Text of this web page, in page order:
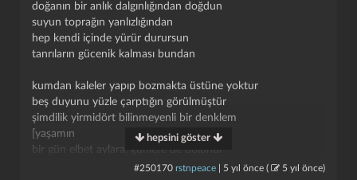
doğanın bir anlık dalgınlığından doğdun
suyun toprağın yanlızlığından
hep kendi içinde yürür durursun
tanrıların gücenik kalması bundan
kumdan kaleler yapıp bozmakta üstüne yoktur
beş duyunu yüzle çarptığın görülmüştür
şimdilik yirmidört bilinmeyenli bir denklem
[yaşamın
bir gün elbet aylara, günlere de bölünür
hepsini göster
#250170 rstnpeace 5 yıl önce ( 5 yıl önce)